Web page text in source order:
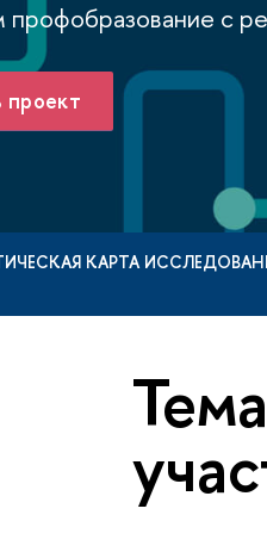
профобразование с
проект
КАРТА